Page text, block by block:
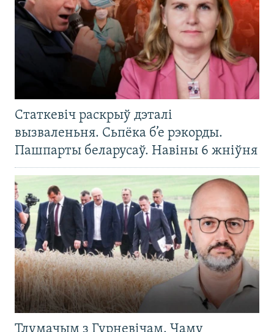
Статкевіч раскрыў дэталі
вызваленьня. Сьпёка б’е рэкорды.
Пашпарты беларусаў. Навіны 6 жніўня